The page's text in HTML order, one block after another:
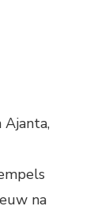
Ajanta,
na